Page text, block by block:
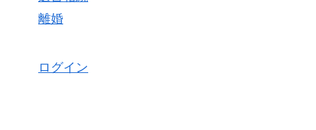
離婚
ログイン